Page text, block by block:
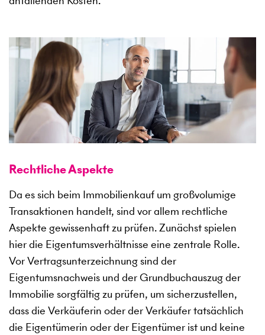
Rechtliche Aspekte
Da es sich beim Immobilienkauf um großvolumige
Transaktionen handelt, sind vor allem rechtliche
Aspekte gewissenhaft zu prüfen. Zunächst spielen
hier die Eigentumsverhältnisse eine zentrale Rolle.
Vor Vertragsunterzeichnung sind der
Eigentumsnachweis und der Grundbuchauszug der
Immobilie sorgfältig zu prüfen, um sicherzustellen,
dass die Verkäuferin oder der Verkäufer tatsächlich
die Eigentümerin oder der Eigentümer ist und keine